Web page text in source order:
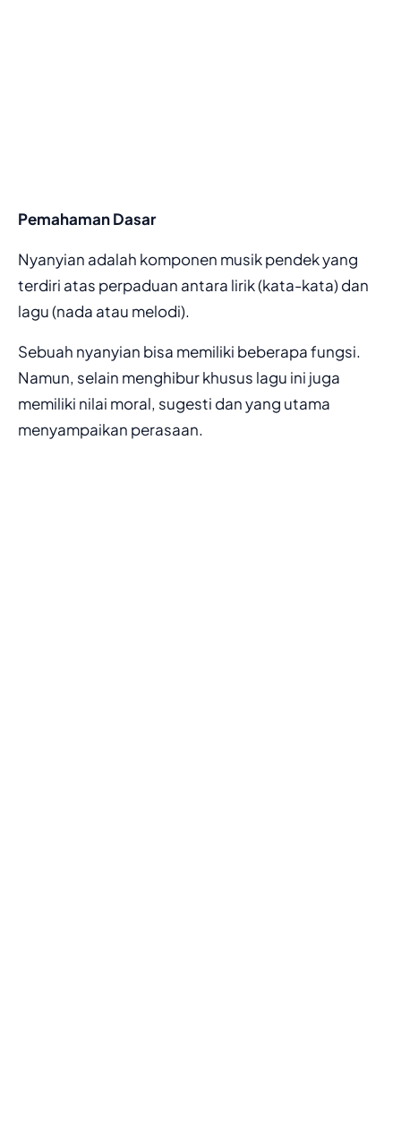
Pemahaman Dasar
Nyanyian adalah komponen musik pendek yang
terdiri atas perpaduan antara lirik (kata-kata) dan
lagu (nada atau melodi).
Sebuah nyanyian bisa memiliki beberapa fungsi.
Namun, selain menghibur khusus lagu ini juga
memiliki nilai moral, sugesti dan yang utama
menyampaikan perasaan.